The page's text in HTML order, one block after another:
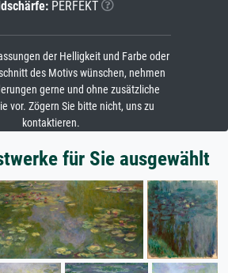
PERFEKT
der Helligkeit und Farbe oder
des Motivs wünschen, nehmen
gerne und ohne zusätzliche
vor. Zögern Sie bitte nicht, uns zu
kontaktieren.
für Sie ausgewählt